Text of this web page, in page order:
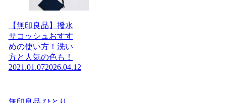
【無印良品】撥水
サコッシュおすす
めの使い方！洗い
方と人気の色も！
2021.01.072026.04.12